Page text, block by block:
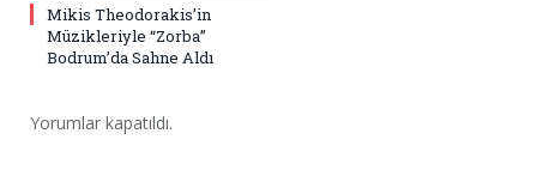
Mikis Theodorakis’in
Müzikleriyle “Zorba”
Bodrum’da Sahne Aldı
Yorumlar kapatıldı.